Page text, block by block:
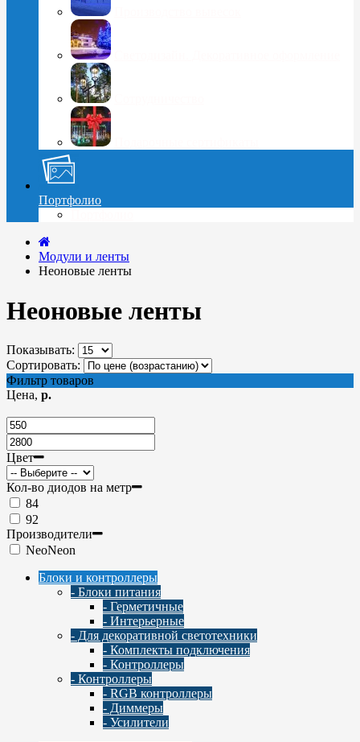
Портфолио
Модули и ленты
Неоновые ленты
Неоновые ленты
Показывать:
Сортировать:
Фильтр товаров
Цена, р.
Цвет
Кол-во диодов на метр
84
92
Производители
NeoNeon
Блоки и контроллеры
- Блоки питания
- Герметичные
- Интерьерные
- Для декоративной светотехники
- Комплекты подключения
- Контроллеры
- Контроллеры
- RGB контроллеры
- Диммеры
- Усилители